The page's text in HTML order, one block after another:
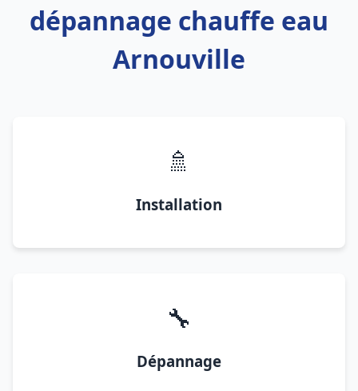
dépannage chauffe eau
Arnouville
🚿
Installation
🔧
Dépannage